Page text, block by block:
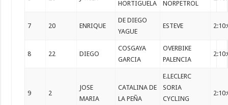
HORTIGUELA
NORPETROL
7 20 ENRIQUE
DE DIEGO
YAGUE
ESTEVE
8 22 DIEGO
COSGAYA
GARCIA
OVERBIKE
PALENCIA
9 2
JOSE
MARIA
CATALINA DE
LA PEÑA
E.LECLERC
SORIA
CYCLING